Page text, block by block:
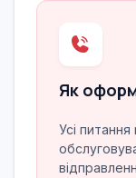
Як
Усі